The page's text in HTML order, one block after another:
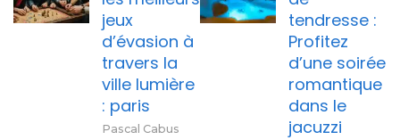
jeux
d’évasion à
travers la
ville lumière
: paris
Pascal Cabus
tendresse :
Profitez
d’une soirée
romantique
dans le
jacuzzi